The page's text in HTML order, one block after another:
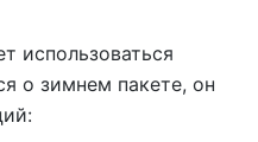
использоваться
о зимнем пакете, он